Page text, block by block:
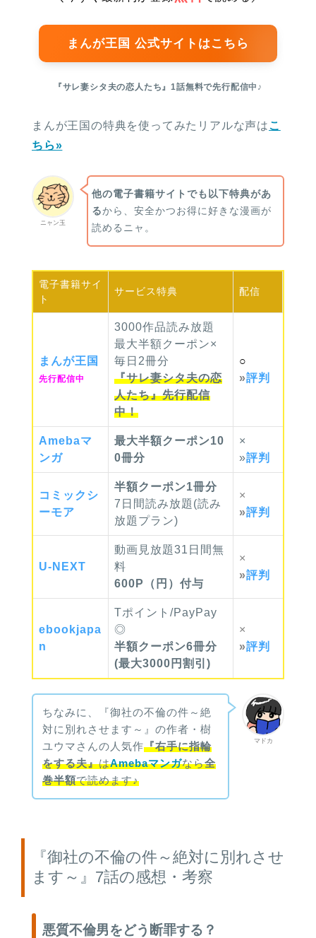
まんが王国 公式サイトはこちら
『サレ妻シタ夫の恋人たち』1話無料で先行配信中♪
まんが王国の特典を使ってみたリアルな声は こ
ちら»
ニャン玉
他の電子書籍サイトでも以下特典があ
るから、安全かつお得に好きな漫画が
読めるニャ。
電子書籍サイ
ト
サービス特典 配信
まんが王国
先行配信中
3000作品読み放題
最大半額クーポン×
毎日2冊分
『サレ妻シタ夫の恋
人たち』先行配信
中！
○
»評判
Amebaマ
ンガ
最大半額クーポン10
0冊分
×
»評判
コミック シ
ーモア
半額クーポン1冊分
7日間読み放題(読み
放題プラン)
×
»評判
U-NEXT
動画見放題31日間無
料
600P（円）付与
×
»評判
ebookjapa
n
Tポイント/PayPay
◎
半額クーポン6冊分
(最大3000円割引)
×
»評判
マドカ
ちなみに、『御社の不倫の件～絶
対に別れさせます～』の作者・樹
ユウマさんの人気作『右手に指輪
をする夫』はAmebaマンガなら全
巻半額で読めます♪
『御社の不倫の件～絶対に別れさせ
ます～』7話の感想・考察
悪質不倫男をどう断罪する？